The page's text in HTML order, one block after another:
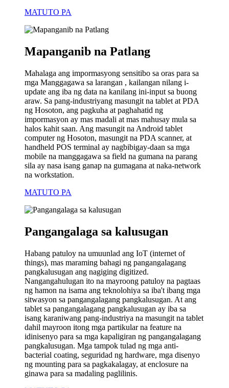
MATUTO PA
Mapanganib na Patlang
Mahalaga ang impormasyong sensitibo sa oras para sa
mga Manggagawa sa larangan , kailangan nilang i-
update ang iba ng data na kanilang ini-input sa buong
araw. Sa pang-industriyang masungit na tablet at PDA
ng Hosoton, ang pagkuha at paghahatid ng
impormasyon ay mas madali at mas mahusay mula sa
halos kahit saan. Ang masungit na Android tablet
computer ng Hosoton, masungit na PDA scanner, at
handheld POS terminal ay nagbibigay-daan sa mga
mobile na manggagawa sa field na gumana na parang
sila ay nasa isang ganap na gumagana at naka-network
na workstation.
MATUTO PA
Pangangalaga sa kalusugan
Habang patuloy na umuunlad ang IoT (internet of
things), mas maraming bahagi ng pangangalagang
pangkalusugan ang nagiging digitized.
Nangangahulugan ito na mayroong patuloy na pagtaas
ng hamon na isama ang teknolohiya sa iba't ibang mga
sitwasyon sa pangangalagang pangkalusugan. At ang
tablet sa pangangalagang pangkalusugan ay iba sa
isang karaniwang pang-industriya na masungit na tablet
dahil mayroon itong mga partikular na feature na
idinisenyo para sa mga kapaligiran ng pangangalagang
pangkalusugan. Mga tampok tulad ng mga anti-
bacterial coating, seguridad ng hardware, mga disenyo
ng mounting para sa pagkakalagay, at enclosure na
ginawa para sa madaling paglilinis.